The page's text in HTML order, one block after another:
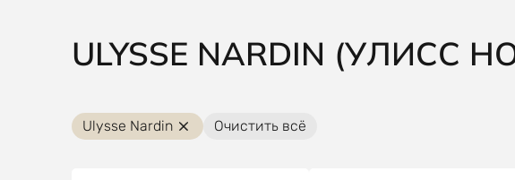
ULYSSE NARDIN (УЛИСС
Ulysse Nardin Очистить всё